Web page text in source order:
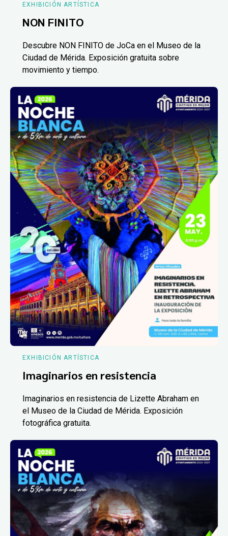
EXHIBICIÓN ARTÍSTICA
NON FINITO
Descubre NON FINITO de JoCa en el Museo de la
Ciudad de Mérida. Exposición gratuita sobre
movimiento y tiempo.
EXHIBICIÓN ARTÍSTICA
Imaginarios en resistencia
Imaginarios en resistencia de Lizette Abraham en
el Museo de la Ciudad de Mérida. Exposición
fotográfica gratuita.